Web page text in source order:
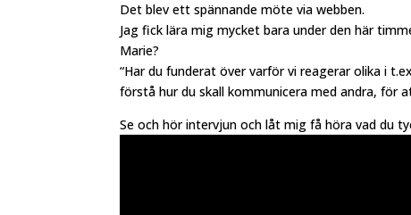
Det blev ett spännande möte via webben.
Jag fick lära mig mycket bara under den här
Marie?
“Har du funderat över varför vi reagerar olika i
förstå hur du skall kommunicera med andra, för
Se och hör intervjun och låt mig få höra vad du